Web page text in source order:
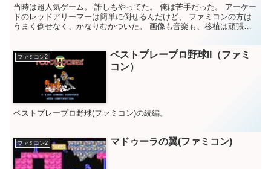
当時は超人気ゲーム。 誰しもやってた。 俺は苦手だった。 アーケー
ドのレッドアリーマーは簡単に倒せるんだけど、 ファミコンの方は
うまく倒せなく、かなりむかついた。 画像も音楽も、移植は頑張っ
ファミコン2
ベストプレープロ野球II（ファミ
コン）
ベストプレープロ野球(ファミコン)の続編。
ファミコン2 マドゥーラの翼(ファミコン)